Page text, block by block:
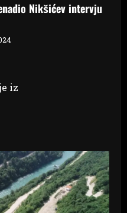
Nikšićev intervju
iz